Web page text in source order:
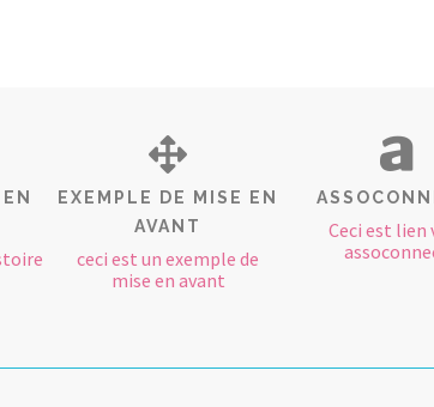
EXEMPLE DE MISE EN
AVANT
ceci est un exemple de
mise en avant
Ceci est lien